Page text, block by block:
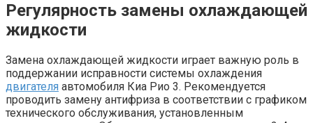
Регулярность замены охлаждающей
жидкости
Замена охлаждающей жидкости играет важную роль в
поддержании исправности системы охлаждения
двигателя автомобиля Киа Рио 3. Рекомендуется
проводить замену антифриза в соответствии с графиком
технического обслуживания, установленным